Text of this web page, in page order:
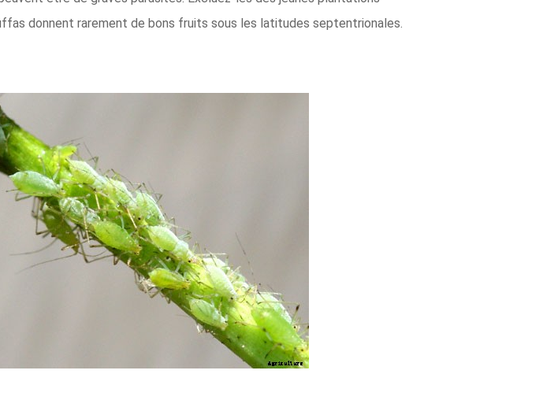
donnent rarement de bons fruits sous les latitudes septentrionales.